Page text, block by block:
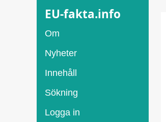
EU-fakta.info
Om
Nyheter
Innehåll
Sökning
Logga in